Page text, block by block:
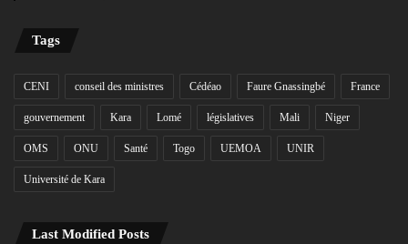
Tags
CENI conseil des ministres Cédéao Faure Gnassingbé France
gouvernement Kara Lomé législatives Mali Niger
OMS ONU Santé Togo UEMOA UNIR
Université de Kara
Last Modified Posts